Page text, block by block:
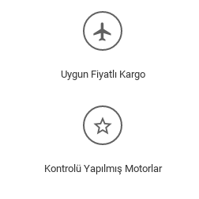
flight
Uygun Fiyatlı Kargo
star_border
Kontrolü Yapılmış Motorlar